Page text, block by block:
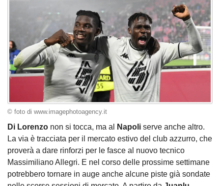
© foto di www.imagephotoagency.it
Di Lorenzo non si tocca, ma al Napoli serve anche altro.
La via è tracciata per il mercato estivo del club azzurro, che
proverà a dare rinforzi per le fasce al nuovo tecnico
Massimiliano Allegri. E nel corso delle prossime settimane
potrebbero tornare in auge anche alcune piste già sondate